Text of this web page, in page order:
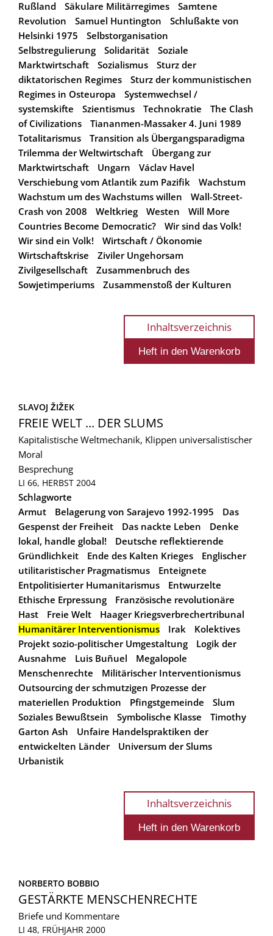
Rußland Säkulare Militärregimes
Samtene
Revolution
Samuel Huntington
Schlußakte von
Helsinki 1975
Selbstorganisation
Selbstregulierung
Solidarität
Soziale
Marktwirtschaft
Sozialismus
Sturz der
diktatorischen Regimes
Sturz der kommunistischen
Regimes in Osteuropa
Systemwechsel /
systemskifte
Szientismus Technokratie
The Clash
of Civilizations
Tiananmen-Massaker 4. Juni 1989
Totalitarismus
Transition als Übergangsparadigma
Trilemma der Weltwirtschaft
Übergang zur
Marktwirtschaft
Ungarn
Václav Havel
Verschiebung vom Atlantik zum Pazifik
Wachstum
Wachstum um des Wachstums willen
Wall-Street-
Crash von 2008
Weltkrieg Westen
Will More
Countries Become Democratic?
Wir sind das Volk!
Wir sind ein Volk!
Wirtschaft / Ökonomie
Wirtschaftskrise
Ziviler Ungehorsam
Zivilgesellschaft
Zusammenbruch des
Sowjetimperiums
Zusammenstoß der Kulturen
Inhaltsverzeichnis
SLAVOJ ŽIŽEK
FREIE WELT ... DER SLUMS
Kapitalistische Weltmechanik, Klippen universalistischer
Moral
Besprechung
LI 66, HERBST 2004
Schlagworte
Armut
Belagerung von Sarajevo 1992-1995
Das
Gespenst der Freiheit
Das nackte Leben
Denke
lokal, handle global!
Deutsche reflektierende
Gründlichkeit
Ende des Kalten Krieges
Englischer
utilitaristischer Pragmatismus
Enteignete
Entpolitisierter Humanitarismus
Entwurzelte
Ethische Erpressung
Französische revolutionäre
Hast
Freie Welt
Haager Kriegsverbrechertribunal
Humanitärer Interventionismus
Irak
Kolektives
Projekt sozio-politischer Umgestaltung
Logik der
Ausnahme
Luis Buñuel
Megalopole
Menschenrechte
Militärischer Interventionismus
Outsourcing der schmutzigen Prozesse der
materiellen Produktion
Pfingstgemeinde
Slum
Soziales Bewußtsein
Symbolische Klasse
Timothy
Garton Ash
Unfaire Handelspraktiken der
entwickelten Länder
Universum der Slums
Urbanistik
Inhaltsverzeichnis
NORBERTO BOBBIO
GESTÄRKTE MENSCHENRECHTE
Briefe und Kommentare
LI 48, FRÜHJAHR 2000